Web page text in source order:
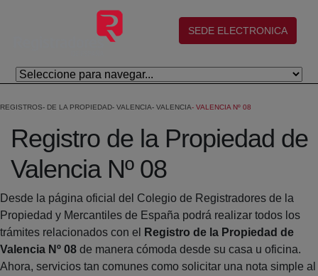
Skip to Main Content
(abre en nueva ventana)
SEDE ELECTRONICA
REGISTROS DE LA PROPIEDAD VALENCIA VALENCIA VALENCIA Nº 08
Registro de la Propiedad de
Valencia Nº 08
Desde la página oficial del Colegio de Registradores de la
Propiedad y Mercantiles de España podrá realizar todos los
trámites relacionados con el
Registro de la Propiedad de
Valencia Nº 08 de manera cómoda desde su casa u oficina.
Ahora, servicios tan comunes como solicitar una nota simple al